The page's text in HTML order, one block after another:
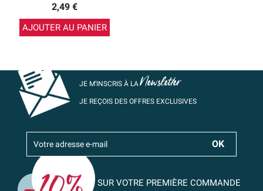
2,49 €
AJOUTER AU PANIER
JE M’INSCRIS À LANewsletter
JE REÇOIS DES OFFRES EXCLUSIVES
SUR VOTRE PREMIÈRE COMMANDE